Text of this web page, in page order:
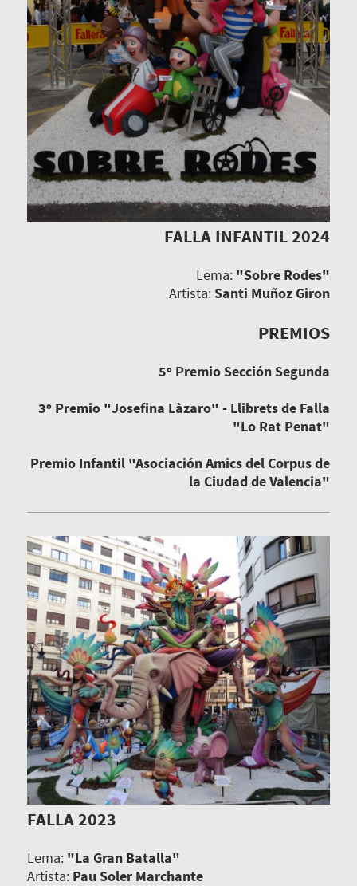
FALLA INFANTIL 2024
Lema: "Sobre Rodes"
Artista:Santi Muñoz Giron
PREMIOS
5º Premio Sección Segunda
3º Premio "Josefina Làzaro" - Llibrets de Falla
"Lo Rat Penat"
Premio Infantil "Asociación Amics del Corpus de
la Ciudad de Valencia"
FALLA 2023
Lema: "La Gran Batalla"
Artista: Pau Soler Marchante